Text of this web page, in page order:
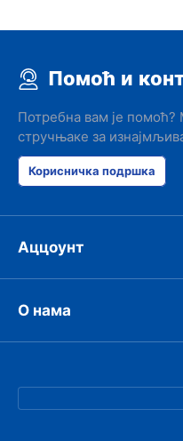
Помоћ и
Потребна вам је помоћ?
стручњаке за
Корисничка подршка
Аццоунт
О нама